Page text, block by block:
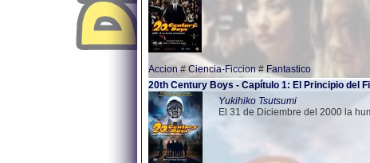
Accion# Ciencia-Ficcion# Fantastico
20th Century Boys - Capítulo 1: El Principio del
Yukihiko Tsutsumi
El 31 de Diciembre del 2000 la